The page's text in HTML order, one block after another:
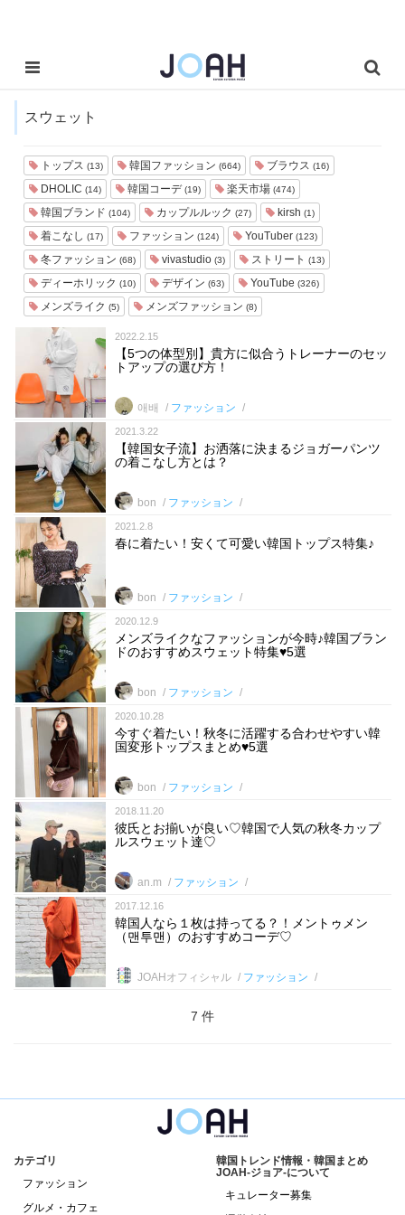
スウェット
トップス (13) 韓国ファッション (664) ブラウス (16)
DHOLIC (14) 韓国コーデ(19) 楽天市場 (474)
韓国ブランド (104) カップルルック (27) kirsh (1)
着こなし (17) ファッション (124) YouTuber (123)
冬ファッション (68) vivastudio (3) ストリート (13)
ディーホリック (10) デザイン (63) YouTube (326)
メンズライク (5) メンズファッション (8)
2022.2.15
【5つの体型別】貴方に似合うトレーナーのセッ
トアップの選び方！
애배 ファッション
2021.3.22
【韓国女子流】お洒落に決まるジョガーパンツ
の着こなし方とは？
bon ファッション
2021.2.8
春に着たい！安くて可愛い韓国トップス特集♪
bon ファッション
2020.12.9
メンズライクなファッションが今時♪韓国ブラン
ドのおすすめスウェット特集♥5選
bon ファッション
2020.10.28
今すぐ着たい！秋冬に活躍する合わせやすい韓
国変形トップスまとめ♥5選
bon ファッション
2018.11.20
彼氏とお揃いが良い♡韓国で人気の秋冬カップ
ルスウェット達♡
an.m ファッション
2017.12.16
韓国人なら１枚は持ってる？！メントゥメン
（맨투맨）のおすすめコーデ♡
JOAHオフィシャル ファッション
7 件
カテゴリ
ファッション
グルメ・カフェ
韓国トレンド情報・韓国まとめ
JOAH-ジョア-について
キュレーター募集